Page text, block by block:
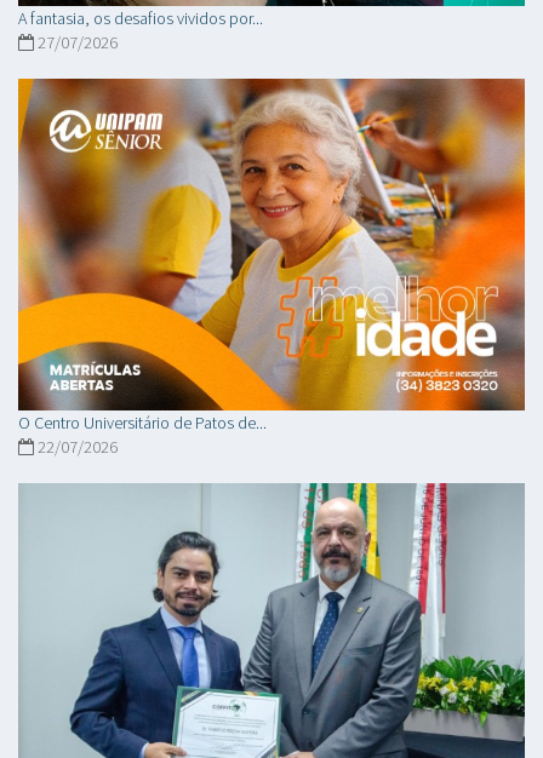
A fantasia, os desafios vividos por...
27/07/2026
O Centro Universitário de Patos de...
22/07/2026